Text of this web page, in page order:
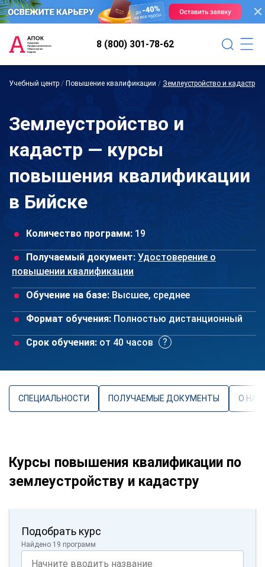
8 (800) 301-78-62
Учебный центр / Повышение квалификации / Землеустройство и кадастр
Землеустройство и
кадастр — курсы
повышения квалификации
в Бийске
Количество программ: 19
Получаемый документ: Удостоверение о
повышении квалификации
Обучение на базе: Высшее, среднее
Формат обучения: Полностью дистанционный
Срок обучения: от 40 часов
СПЕЦИАЛЬНОСТИ ПОЛУЧАЕМЫЕ ДОКУМЕНТЫ О
Курсы повышения квалификации по
землеустройству и кадастру
Подобрать курс
Найдено 19 программ